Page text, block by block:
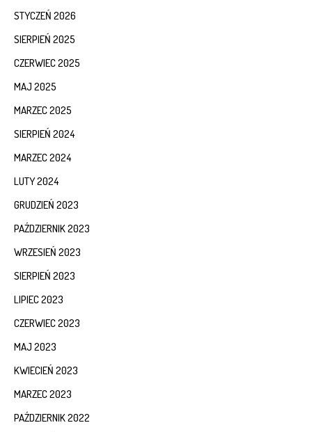
STYCZEŃ 2026
SIERPIEŃ 2025
CZERWIEC 2025
MAJ 2025
MARZEC 2025
SIERPIEŃ 2024
MARZEC 2024
LUTY 2024
GRUDZIEŃ 2023
PAŹDZIERNIK 2023
WRZESIEŃ 2023
SIERPIEŃ 2023
LIPIEC 2023
CZERWIEC 2023
MAJ 2023
KWIECIEŃ 2023
MARZEC 2023
PAŹDZIERNIK 2022